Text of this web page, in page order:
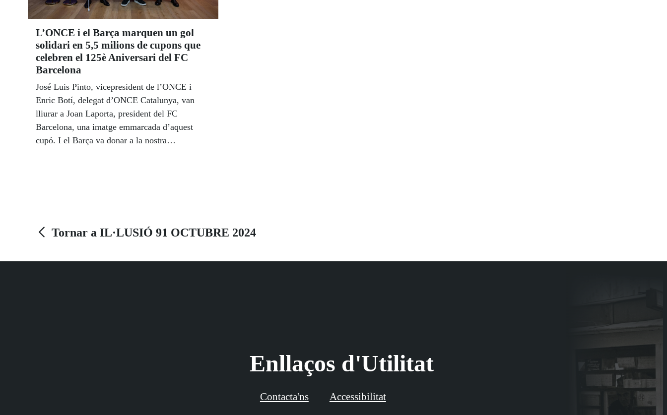
L’ONCE i el Barça marquen un gol
solidari en 5,5 milions de cupons que
celebren el 125è Aniversari del FC
Barcelona
José Luis Pinto, vicepresident de l’ONCE i
Enric Botí, delegat d’ONCE Catalunya, van
lliurar a Joan Laporta, president del FC
Barcelona, una imatge emmarcada d’aquest
cupó. I el Barça va donar a la nostra
Tornar a IL·LUSIÓ 91 OCTUBRE 2024
Enllaços d'Utilitat
Contacta'ns Accessibilitat